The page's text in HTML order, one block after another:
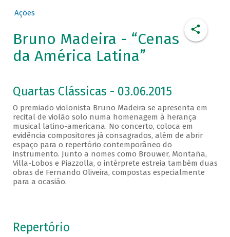
Ações
Bruno Madeira - “Cenas
da América Latina”
Quartas Clássicas - 03.06.2015
O premiado violonista Bruno Madeira se apresenta em
recital de violão solo numa homenagem à herança
musical latino-americana. No concerto, coloca em
evidência compositores já consagrados, além de abrir
espaço para o repertório contemporâneo do
instrumento. Junto a nomes como Brouwer, Montaña,
Villa-Lobos e Piazzolla, o intérprete estreia também duas
obras de Fernando Oliveira, compostas especialmente
para a ocasião.
Repertório